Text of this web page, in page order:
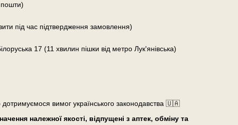
під час підтвердження замовлення)
17 (11 хвилин пішки від метро Лук'янівська)
дотримуємося вимог українського законодавства 🇺🇦
належної якості, відпущені з аптек, обміну та